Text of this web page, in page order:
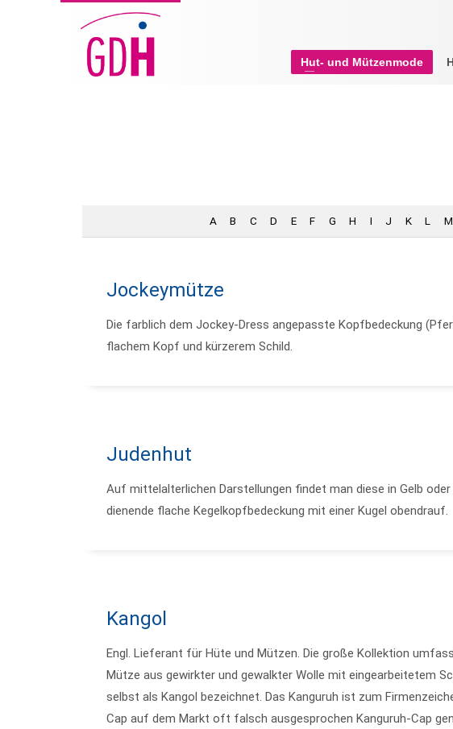
Hut- und Mützenmode
A B C D E F G H I J K L M
Jockeymütze
Die farblich dem Jockey-Dress angepasste Kopfbedeckung
flachem Kopf und kürzerem Schild.
Judenhut
Auf mittelalterlichen Darstellungen findet man diese in Gelb
dienende flache Kegelkopfbedeckung mit einer Kugel obendrauf.
Kangol
Engl. Lieferant für Hüte und Mützen. Die große Kollektion
Mütze aus gewirkter und gewalkter Wolle mit eingearbeitetem
selbst als Kangol bezeichnet. Das Kanguruh ist zum
Cap auf dem Markt oft falsch ausgesprochen Kanguruh-Cap